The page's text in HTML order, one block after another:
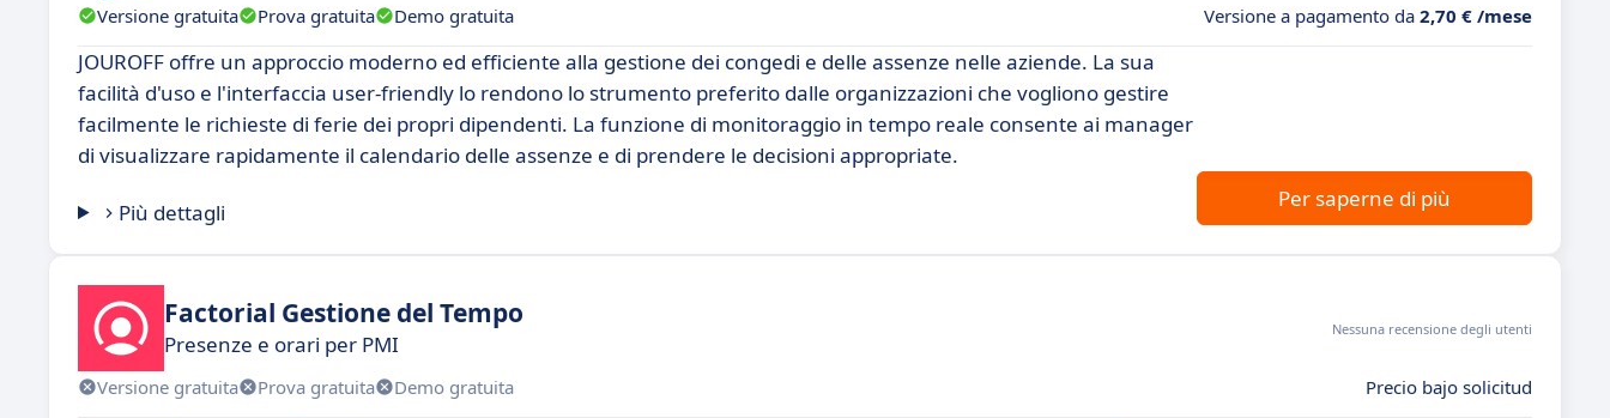
Versione gratuita Prova gratuita Demo gratuita Versione a pagamento da 2,70 € /mese
JOUROFF offre un approccio moderno ed efficiente alla gestione dei congedi e delle assenze nelle aziende. La sua
facilità d'uso e l'interfaccia user-friendly lo rendono lo strumento preferito dalle organizzazioni che vogliono gestire
facilmente le richieste di ferie dei propri dipendenti. La funzione di monitoraggio in tempo reale consente ai manager
di visualizzare rapidamente il calendario delle assenze e di prendere le decisioni appropriate.
Più dettagli
Per saperne di più
Factorial Gestione del Tempo
Presenze e orari per PMI
Nessuna recensione degli utenti
Versione gratuita Prova gratuita Demo gratuita Precio bajo solicitud